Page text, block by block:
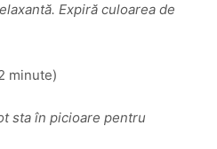
Expiră culoarea de
minute)
sta în picioare pentru